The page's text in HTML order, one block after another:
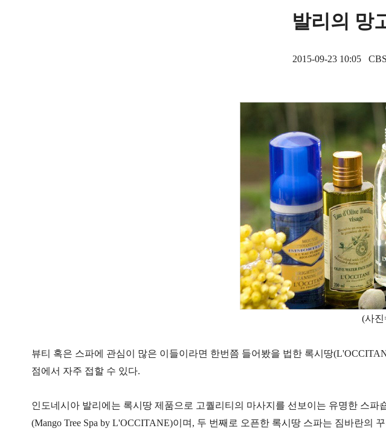
발리의 망
2015-09-23 10:05
(사
뷰티 혹은 스파에 관심이 많은 이들이라면 한번쯤 들어봤을 법한 록시땅
점에서 자주 접할 수 있다.
인도네시아 발리에는 록시땅 제품으로 고퀄리티의 마사지를 선보이는 유명한 스
(Mango Tree Spa by L'OCCITANE)이며, 두 번째로 오픈한 록시땅 스파는 짐바란의